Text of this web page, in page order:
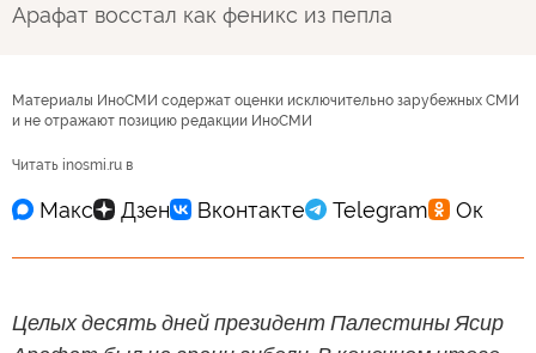
Арафат восстал как феникс из пепла
Материалы ИноСМИ содержат оценки исключительно зарубежных СМИ
и не отражают позицию редакции ИноСМИ
Читать inosmi.ru в
Целых десять дней президент Палестины Ясир